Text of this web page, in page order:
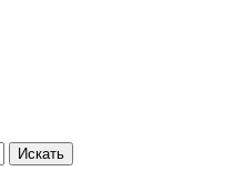
Искать